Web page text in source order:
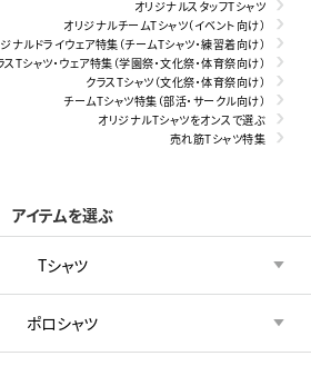
オリジナルスタッフTシャツ
オリジナルチームTシャツ（イベント向け）
ナルドライウェア特集（チームTシャツ・練習着向け）
Tシャツ・ウェア特集（学園祭・文化祭・体育祭向け）
クラスTシャツ（文化祭・体育祭向け）
チームTシャツ特集（部活・サークル向け）
オリジナルTシャツをオンスで選ぶ
売れ筋Tシャツ特集
アイテムを選ぶ
Tシャツ
ポロシャツ